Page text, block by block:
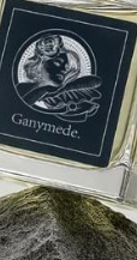
尼米德
蘿黛蒂
Now